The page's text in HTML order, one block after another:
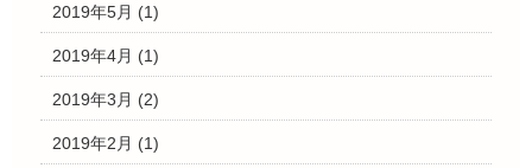
2019年5月 (1)
2019年4月 (1)
2019年3月 (2)
2019年2月 (1)